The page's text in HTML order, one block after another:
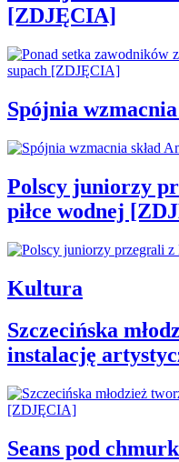
[ZDJĘCIA]
Spójnia
Polscy juniorzy
piłce wodnej
Kultura
Szczecińska
instalację
Seans pod